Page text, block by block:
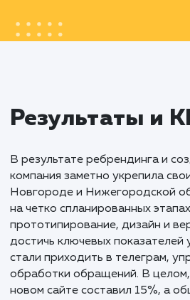
Создание нового
новый вид бизнесу,
обновления и
Продуманный дизайн,
процессами и учет
позволили укрепить
рынке, сделав ее